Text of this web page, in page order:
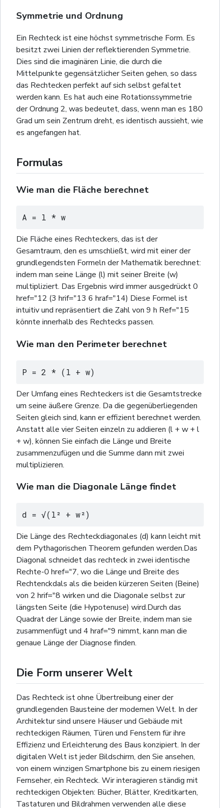
Symmetrie und Ordnung
Ein Rechteck ist eine höchst symmetrische Form. Es
besitzt zwei Linien der reflektierenden Symmetrie.
Dies sind die imaginären Linie, die durch die
Mittelpunkte gegensätzlicher Seiten gehen, so dass
das Rechtecken perfekt auf sich selbst gefaltet
werden kann. Es hat auch eine Rotationssymmetrie
der Ordnung 2, was bedeutet, dass, wenn man es 180
Grad um sein Zentrum dreht, es identisch aussieht, wie
es angefangen hat.
Formulas
Wie man die Fläche berechnet
A = l * w
Die Fläche eines Rechteckers, das ist der
Gesamtraum, den es umschließt, wird mit einer der
grundlegendsten Formeln der Mathematik berechnet:
indem man seine Länge (l) mit seiner Breite (w)
multipliziert. Das Ergebnis wird immer ausgedrückt 0
href="12 (3 hrif="13 6 hraf="14) Diese Formel ist
intuitiv und repräsentiert die Zahl von 9 h Ref="15
könnte innerhalb des Rechtecks passen.
Wie man den Perimeter berechnet
P = 2 * (l + w)
Der Umfang eines Rechteckers ist die Gesamtstrecke
um seine äußere Grenze. Da die gegenüberliegenden
Seiten gleich sind, kann er effizient berechnet werden.
Anstatt alle vier Seiten einzeln zu addieren (l + w + l
+ w), können Sie einfach die Länge und Breite
zusammenzufügen und die Summe dann mit zwei
multiplizieren.
Wie man die Diagonale Länge findet
d = √(l² + w²)
Die Länge des Rechteckdiagonales (d) kann leicht mit
dem Pythagorischen Theorem gefunden werden.Das
Diagonal schneidet das rechteck in zwei identische
Rechte-0 href="7, wo die Länge und Breite des
Rechtenckdals als die beiden kürzeren Seiten (Beine)
von 2 hrif="8 wirken und die Diagonale selbst zur
längsten Seite (die Hypotenuse) wird.Durch das
Quadrat der Länge sowie der Breite, indem man sie
zusammenfügt und 4 hraf="9 nimmt, kann man die
genaue Länge der Diagnose finden.
Die Form unserer Welt
Das Rechteck ist ohne Übertreibung einer der
grundlegenden Bausteine der modernen Welt. In der
Architektur sind unsere Häuser und Gebäude mit
rechteckigen Räumen, Türen und Fenstern für ihre
Effizienz und Erleichterung des Baus konzipiert. In der
digitalen Welt ist jeder Bildschirm, den Sie ansehen,
von einem winzigen Smartphone bis zu einem riesigen
Fernseher, ein Rechteck. Wir interagieren ständig mit
rechteckigen Objekten: Bücher, Blätter, Kreditkarten,
Tastaturen und Bildrahmen verwenden alle diese